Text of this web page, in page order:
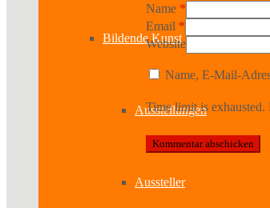
Bildende Kunst
Ausstellungen
Aussteller
Name *
Email *
Website
Name, E-Mail-
Time limit is